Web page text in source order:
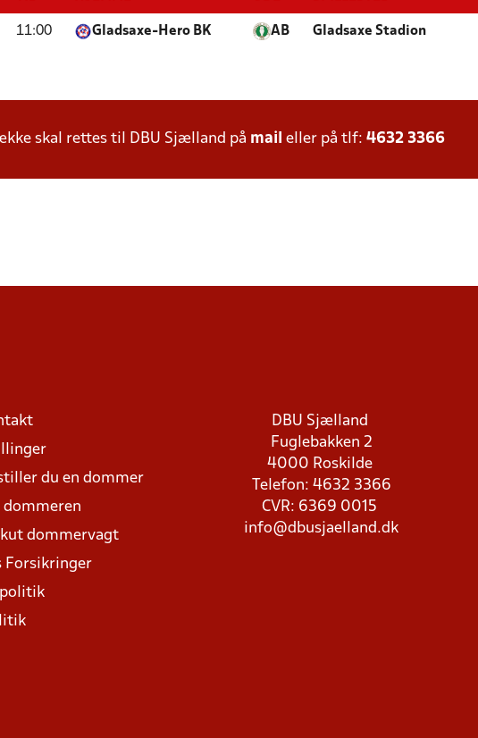
11:00 Gladsaxe-Hero BK AB Gladsaxe Stadion
skal rettes til DBU Sjælland på mail eller på tlf: 4632 3366
du en dommer
dommeren
dommervagt
Forsikringer
DBU Sjælland
Fuglebakken 2
4000 Roskilde
Telefon: 4632 3366
CVR: 6369 0015
info@dbusjaelland.dk